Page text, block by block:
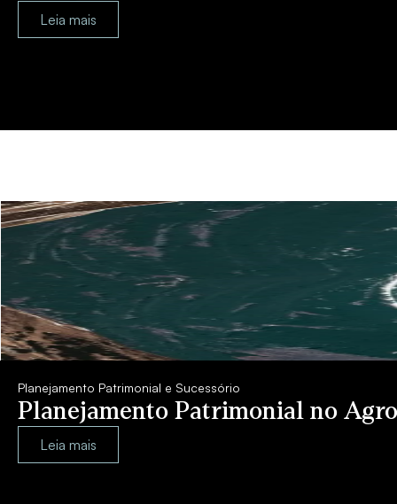
Leia mais
Planejamento Patrimonial e Sucessório
Planejamento Patrimonial no
Leia mais